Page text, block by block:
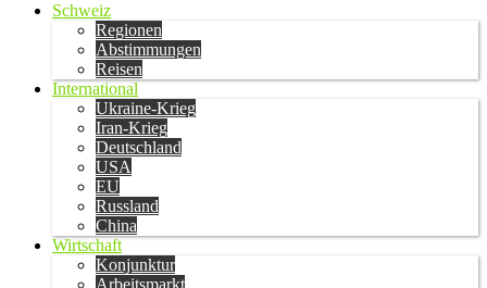
Schweiz
Regionen
Abstimmungen
Reisen
International
Ukraine-Krieg
Iran-Krieg
Deutschland
USA
EU
Russland
China
Wirtschaft
Konjunktur
Arbeitsmarkt